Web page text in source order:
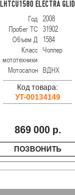
ELECTRA
Год 2008
Пробег ТС 31902
Объем Д
1584
Класс
мототехники
Чоппер
Мотосалон ВДНХ
Код товара:
УТ-00134149
869 000 р.
ПОЗВОНИТЬ